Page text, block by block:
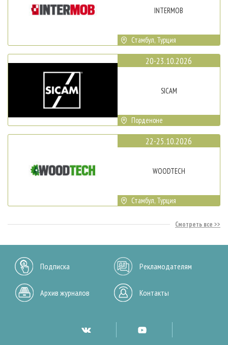
INTERMOB
Стамбул, Турция
20-23.10.2026
SICAM
Порденоне
22-25.10.2026
WOODTECH
Стамбул, Турция
Смотреть все
Подписка Рекламодателям
Архив журналов Контакты